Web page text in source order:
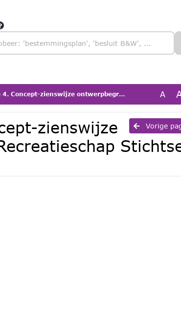
ontwerpbegroting 2027 Recreatieschap Stichtse Groenlanden A
Vorige
zienswijze